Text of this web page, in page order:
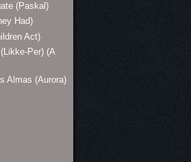
(Paskal)
Had)
Act)
Per) (A
Almas (Aurora)